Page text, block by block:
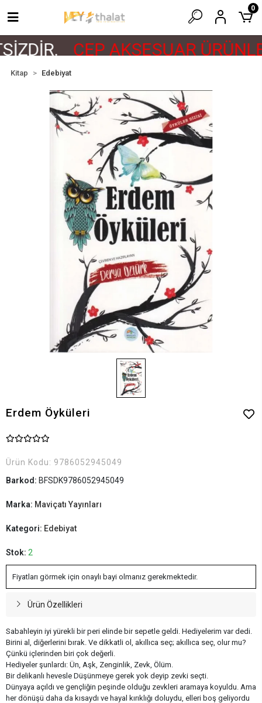
CEP AKSESUAR
0
Kitap Edebiyat
Erdem Öyküleri
Ürün Kodu: 9786052945049
Barkod: BFSDK9786052945049
Marka: Maviçatı Yayınları
Kategori: Edebiyat
Stok: 2
Fiyatları görmek için onaylı bayi olmanız gerekmektedir.
Ürün Özellikleri
Sabahleyin iyi yürekli bir peri elinde bir sepetle geldi. Hediyelerim var dedi.
Birini al, diğerlerini bırak. Ve dikkatli ol, akıllıca seç; akıllıca seç, olur mu?
Çünkü içlerinden biri çok değerli.
Hediyeler şunlardı: Ün, Aşk, Zenginlik, Zevk, Ölüm.
Bir delikanlı hevesle Düşünmeye gerek yok deyip zevki seçti.
Dünyaya açıldı ve gençliğin peşinde olduğu zevkleri aramaya koyuldu. Ama
her dönüşü daha da kısaydı ve hayal kırıklığı doluydu, elleri boş geliyordu